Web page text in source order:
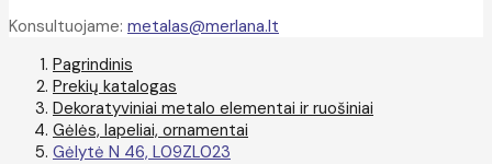
Konsultuojame: metalas@merlana.lt
Pagrindinis
Prekių katalogas
Dekoratyviniai metalo elementai ir ruošiniai
Gėlės, lapeliai, ornamentai
Gėlytė N 46, L09ZL023